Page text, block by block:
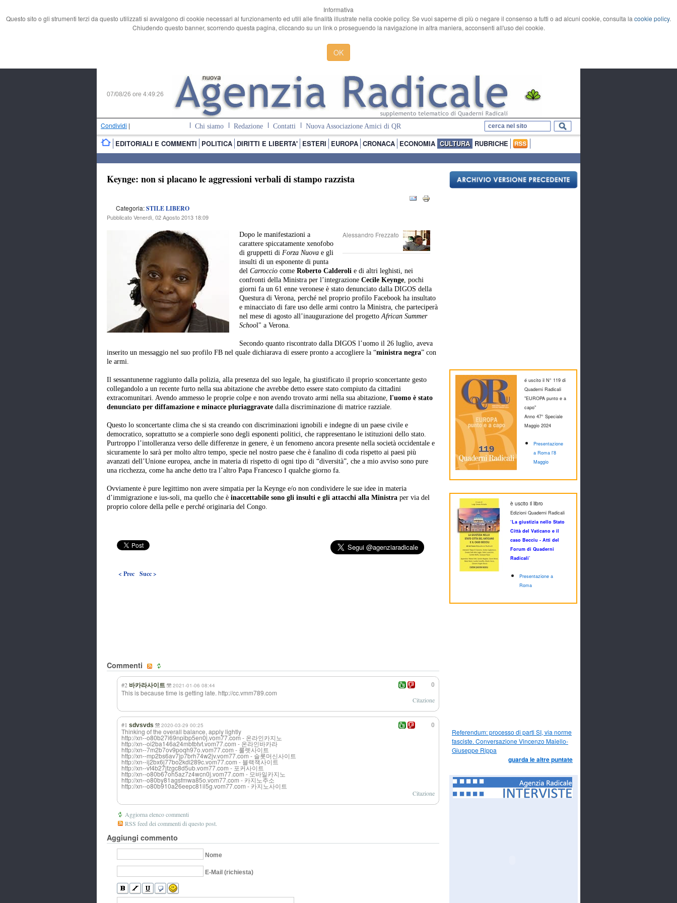
Informativa
Questo sito o gli strumenti terzi da questo utilizzati si avvalgono di cookie necessari al funzionamento ed utili alle finalità illustrate nella cookie policy. Se vuoi saperne di più o negare il consenso a tutti o ad alcuni cookie, consulta la cookie policy.
Chiudendo questo banner, scorrendo questa pagina, cliccando su un link o proseguendo la navigazione in altra maniera, acconsenti all'uso dei cookie.
OK
07/08/26 ore 4:49:27
Condividi | Chi siamo Redazione Contatti Nuova Associazione Amici di QR
EDITORIALI E COMMENTI POLITICA DIRITTI E LIBERTA' ESTERI EUROPA CRONACA ECONOMIA CULTURA RUBRICHE
Keynge: non si placano le aggressioni verbali di stampo razzista
Categoria:STILE LIBERO
Pubblicato Venerdì, 02 Agosto 2013 18:09
Alessandro Frezzato
Dopo le manifestazioni a
carattere spiccatamente xenofobo
di gruppetti di Forza Nuova e gli
insulti di un esponente di punta
del Carroccio come Roberto Calderoli e di altri leghisti, nei
confronti della Ministra per l’integrazione Cecile Keynge, pochi
giorni fa un 61 enne veronese è stato denunciato dalla DIGOS della
Questura di Verona, perché nel proprio profilo Facebook ha insultato
e minacciato di fare uso delle armi contro la Ministra, che parteciperà
nel mese di agosto all’inaugurazione del progettoAfrican Summer
School" a Verona.
Secondo quanto riscontrato dalla DIGOS l’uomo il 26 luglio, aveva
inserito un messaggio nel suo profilo FB nel quale dichiarava di essere pronto a accogliere la “ministra negra” con
le armi.
Il sessantunenne raggiunto dalla polizia, alla presenza del suo legale, ha giustificato il proprio sconcertante gesto
collegandolo a un recente furto nella sua abitazione che avrebbe detto essere stato compiuto da cittadini
extracomunitari. Avendo ammesso le proprie colpe e non avendo trovato armi nella sua abitazione, l'uomo è stato
denunciato per diffamazione e minacce pluriaggravate dalla discriminazione di matrice razziale.
Questo lo sconcertante clima che si sta creando con discriminazioni ignobili e indegne di un paese civile e
democratico, soprattutto se a compierle sono degli esponenti politici, che rappresentano le istituzioni dello stato.
Purtroppo l’intolleranza verso delle differenze in genere, è un fenomeno ancora presente nella società occidentale e
sicuramente lo sarà per molto altro tempo, specie nel nostro paese che è fanalino di coda rispetto ai paesi più
avanzati dell’Unione europea, anche in materia di rispetto di ogni tipo di “diversità”, che a mio avviso sono pure
una ricchezza, come ha anche detto tra l’altro Papa Francesco I qualche giorno fa.
Ovviamente è pure legittimo non avere simpatia per la Keynge e/o non condividere le sue idee in materia
d’immigrazione e ius-soli, ma quello che è inaccettabile sono gli insulti e gli attacchi alla Ministra per via del
proprio colore della pelle e perché originaria del Congo.
< Prec Succ >
Commenti
0
#2 바카라사이트 2021-01-06 08:44
This is because time is getting late. http://cc.vmm789.com
Citazione
0
#1 sdvsvds 2020-03-29 00:25
Thinking of the overall balance, apply lightly
http://xn--o80b27i69npibp5en0j.vom77.com - 온라인카지노
http://xn--oi2ba146a24mbtbtvt.vom77.com - 온라인바카라
http://xn--7m2b7ov9poqh97o.vom77.com - 룰렛사이트
http://xn--mp2bs6av7jp7brh74w2jv.vom77.com - 슬롯머신사이트
http://xn--ij2bx6j77bo2kdi289c.vom77.com - 블랙잭사이트
http://xn--vf4b27jfzgc8d5ub.vom77.com - 포커사이트
http://xn--o80b67oh5az7z4wcn0j.vom77.com - 모바일카지노
http://xn--o80by81agsfmwa85o.vom77.com - 카지노주소
http://xn--o80b910a26eepc81il5g.vom77.com - 카지노사이트
Citazione
Aggiorna elenco commenti
RSS feed dei commenti di questo post.
Aggiungi commento
Nome
E-Mail (richiesta)
é uscito il N° 119 di
Quaderni Radicali
"EUROPA punto e a
capo"
Anno 47° Speciale
Maggio 2024
Presentazione
a Roma l'8
Maggio
è uscito il libro
Edizioni Quaderni Radicali
‘La giustizia nello Stato
Città del Vaticano e il
caso Becciu - Atti del
Forum di Quaderni
Radicali’
Presentazione a
Roma
Referendum: processo di parti SI, via norme
fasciste. Conversazione Vincenzo Maiello-
Giuseppe Rippa
guarda le altre puntate